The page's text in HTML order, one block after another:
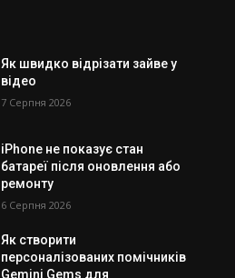
Як швидко відрізати зайве у
відео
7 Серпня 2026
iPhone не показує стан
батареї після оновлення або
ремонту
6 Серпня 2026
Як створити
персоналізованих помічників
Gemini Gems для